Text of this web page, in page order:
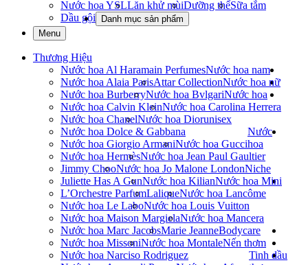
Nước hoa YSLLăn khử mùiDưỡng thểSữa tắm
Dầu gội
Danh mục sản phẩm
Menu
Thương Hiệu
Nước hoa Al Haramain Perfumes
Nước hoa Alaia ParisAttar Collection
Nước hoa BurberryNước hoa Bvlgari
Nước hoa Calvin KleinNước hoa Carolina Herrera
Nước hoa ChanelNước hoa Dior
Nước hoa Dolce & Gabbana
Nước hoa Giorgio ArmaniNước hoa Gucci
Nước hoa HermèsNước hoa Jean Paul Gaultier
Jimmy ChooNước hoa Jo Malone London
Juliette Has A GunNước hoa Kilian
L’Orchestre ParfumLaliqueNước hoa Lancôme
Nước hoa Le LaboNước hoa Louis Vuitton
Nước hoa Maison MargielaNước hoa Mancera
Nước hoa Marc JacobsMarie Jeanne
Nước hoa MissoniNước hoa Montale
Nước hoa Narciso Rodriguez
Nước hoa nam
Nước hoa nữ
Nước hoa
unisex
Nước
hoa
Niche
Nước hoa Mini
Bodycare
Nến thơm
Tinh dầu